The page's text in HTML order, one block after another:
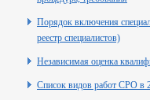
Порядок включения
реестр специалистов)
Независимая оценка
Список видов работ СРО в